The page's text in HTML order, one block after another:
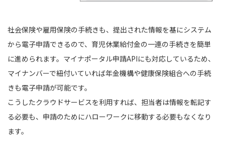
社会保険や雇用保険の手続きも、提出された情報を基にシステム
から電子申請できるので、育児休業給付金の一連の手続きを簡単
に進められます。マイナポータル申請APIにも対応しているため、
マイナンバーで紐付いていれば年金機構や健康保険組合への手続
きも電子申請が可能です。
こうしたクラウドサービスを利用すれば、担当者は情報を転記す
る必要も、申請のためにハローワークに移動する必要もなくなり
ます。